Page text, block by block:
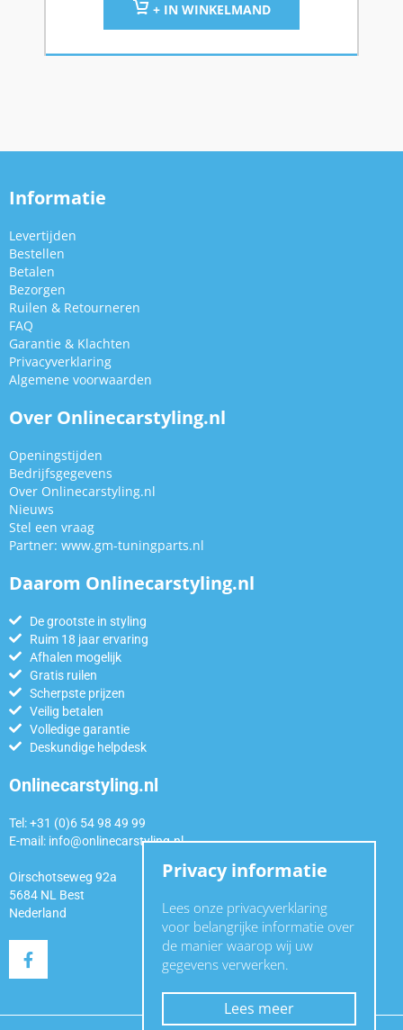
+ IN WINKELMAND
Informatie
Levertijden
Bestellen
Betalen
Bezorgen
Ruilen & Retourneren
FAQ
Garantie & Klachten
Privacyverklaring
Algemene voorwaarden
Over Onlinecarstyling.nl
Openingstijden
Bedrijfsgegevens
Over Onlinecarstyling.nl
Nieuws
Stel een vraag
Partner: www.gm-tuningparts.nl
Daarom Onlinecarstyling.nl
De grootste in styling
Ruim 18 jaar ervaring
Afhalen mogelijk
Gratis ruilen
Scherpste prijzen
Veilig betalen
Volledige garantie
Deskundige helpdesk
Onlinecarstyling.nl
Tel: +31 (0)6 54 98 49 99
E-mail: info@onlinecarstyling.nl
Oirschotseweg 92a
5684 NL Best
Nederland
Privacy informatie
Lees onze privacyverklaring
voor belangrijke informatie over
de manier waarop wij uw
gegevens verwerken.
Lees meer